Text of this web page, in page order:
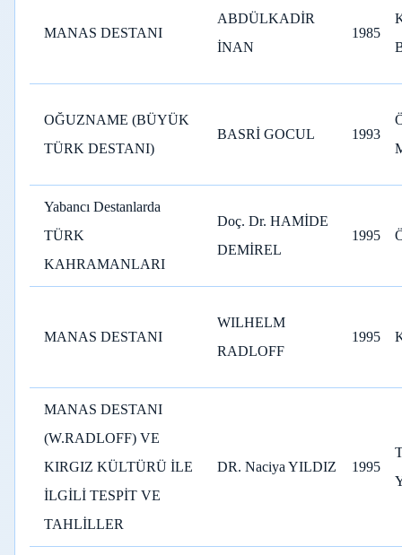
MANAS DESTANI
ABDÜLKADİR
İNAN
1985
OĞUZNAME (BÜYÜK
TÜRK DESTANI)
BASRİ GOCUL 1993
Yabancı Destanlarda
TÜRK
KAHRAMANLARI
Doç. Dr. HAMİDE
DEMİREL
1995
MANAS DESTANI
WILHELM
RADLOFF
1995
MANAS DESTANI
(W.RADLOFF) VE
KIRGIZ KÜLTÜRÜ İLE
İLGİLİ TESPİT VE
TAHLİLLER
DR. Naciya YILDIZ 1995